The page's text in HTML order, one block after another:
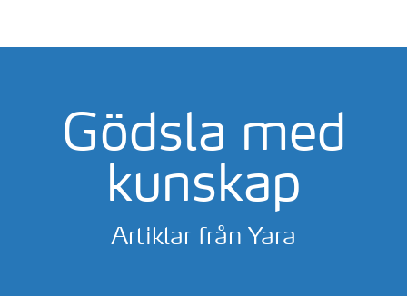
Gödsla med
kunskap
Artiklar från Yara